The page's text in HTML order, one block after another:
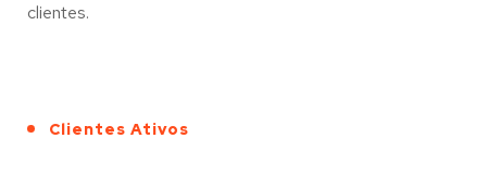
clientes.
Clientes Ativos